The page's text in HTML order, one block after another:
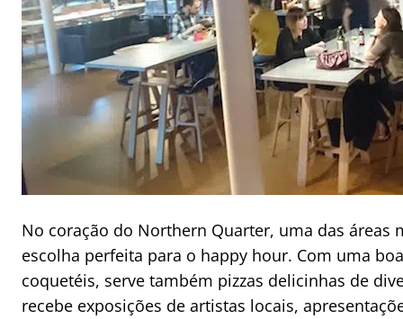
No coração do Northern Quarter, uma das áreas
escolha perfeita para o happy hour. Com uma
coquetéis, serve também pizzas delicinhas de
recebe exposições de artistas locais,